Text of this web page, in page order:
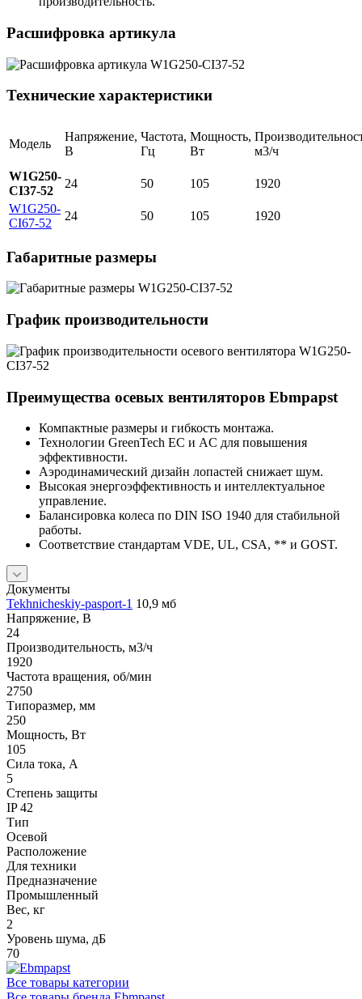
Расшифровка артикула
Технические характеристики
Модель
Напряжение,
В
Частота,
Гц
Мощность,
Вт
м3/ч
W1G250-
CI37-52
24 50 105
1920
W1G250-
CI67-52
24 50 105 1920
Габаритные размеры
График производительности
Преимущества осевых вентиляторов Ebmpapst
Компактные размеры и гибкость монтажа.
Технологии GreenTech EC и AC для повышения
эффективности.
Аэродинамический дизайн лопастей снижает шум.
Высокая энергоэффективность и интеллектуальное
управление.
Балансировка колеса по DIN ISO 1940 для стабильной
работы.
Соответствие стандартам VDE, UL, CSA, ** и GOST.
Документы
Tekhnicheskiy-pasport-1 10,9 мб
Напряжение, В
24
Производительность, м3/ч
1920
Частота вращения, об/мин
2750
Типоразмер, мм
250
Мощность, Вт
105
Сила тока, A
5
Степень защиты
IP 42
Тип
Осевой
Расположение
Для техники
Предназначение
Промышленный
Вес, кг
2
Уровень шума, дБ
70
Все товары категории